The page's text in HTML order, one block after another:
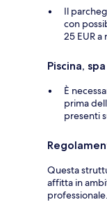
Il
con
25 EUR a
Piscina,
È
prima
presenti
Questa
affitta in
professionale.